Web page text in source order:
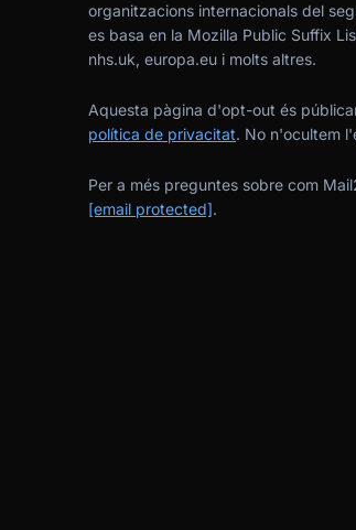
organitzacions internacionals del
es basa en la Mozilla Public Suffix
nhs.uk, europa.eu i molts altres.
Aquesta pàgina d'opt-out és
política de privacitat. No n'ocultem
Per a més preguntes sobre com
[email protected].